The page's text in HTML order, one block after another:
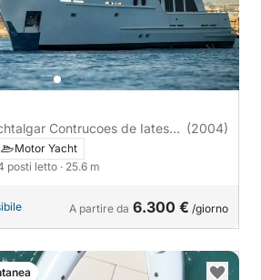
Contrucoes de Iates
(2004)
Motor Yacht
posti letto · 25.6 m
A partire da 6.300 € /giorno